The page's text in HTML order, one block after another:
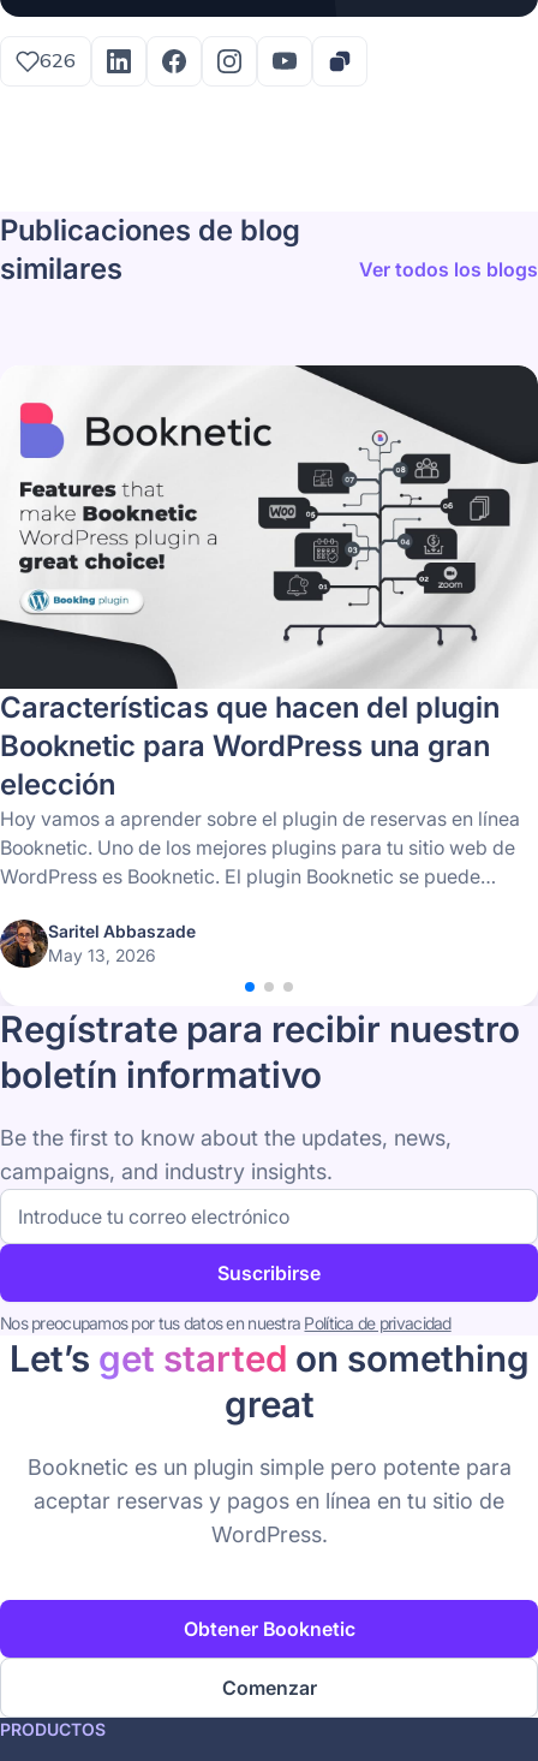
626
Publicaciones de blog
similares
Ver todos los blogs
Características que hacen del plugin
Booknetic para WordPress una gran
elección
Hoy vamos a aprender sobre el plugin de reservas en línea
Booknetic. Uno de los mejores plugins para tu sitio web de
WordPress es Booknetic. El plugin Booknetic se puede
Saritel Abbaszade
May 13, 2026
Regístrate para recibir nuestro
boletín informativo
Be the first to know about the updates, news,
campaigns, and industry insights.
Dirección
de
correo
electrónico
Suscribirse
Nos preocupamos por tus datos en nuestra Política de privacidad
Let’s get started on something
great
Booknetic es un plugin simple pero potente para
aceptar reservas y pagos en línea en tu sitio de
WordPress.
Comenzar
Obtener Booknetic
This
PRODUCTOS